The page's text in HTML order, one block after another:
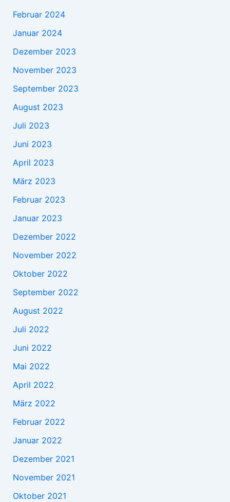
Februar 2024
Januar 2024
Dezember 2023
November 2023
September 2023
August 2023
Juli 2023
Juni 2023
April 2023
März 2023
Februar 2023
Januar 2023
Dezember 2022
November 2022
Oktober 2022
September 2022
August 2022
Juli 2022
Juni 2022
Mai 2022
April 2022
März 2022
Februar 2022
Januar 2022
Dezember 2021
November 2021
Oktober 2021